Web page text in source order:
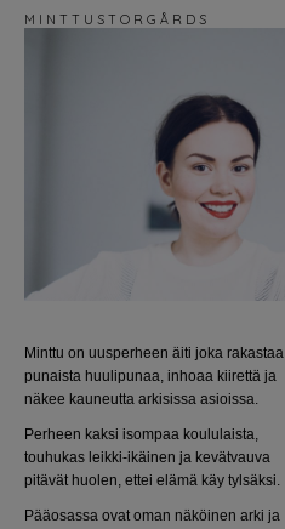
M I N T T U S T O R G Å R D S
Minttu on uusperheen äiti joka rakastaa
punaista huulipunaa, inhoaa kiirettä ja
näkee kauneutta arkisissa asioissa.
Perheen kaksi isompaa koululaista,
touhukas leikki-ikäinen ja kevätvauva
pitävät huolen, ettei elämä käy tylsäksi.
Pääosassa ovat oman näköinen arki ja